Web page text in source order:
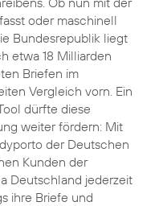
oder maschinell
Bundesrepublik liegt
etwa 18 Milliarden
Briefen im
Vergleich vorn. Ein
dürfte diese
weiter fördern: Mit
der Deutschen
Kunden der
Deutschland jederzeit
ihre Briefe und